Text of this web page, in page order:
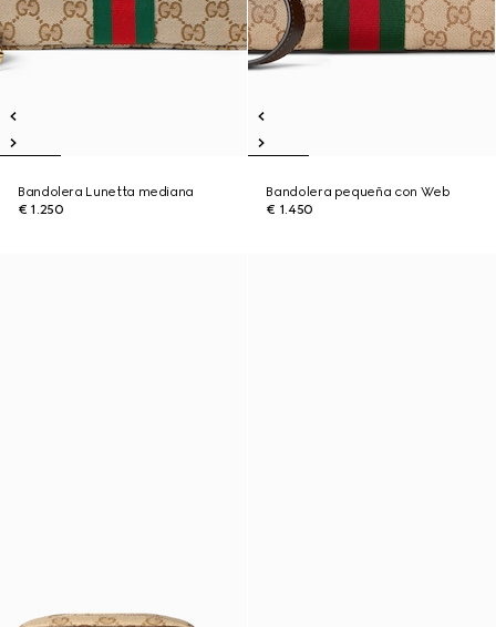
Bandolera Lunetta mediana
€ 1.250
Bandolera pequeña con Web
€ 1.450